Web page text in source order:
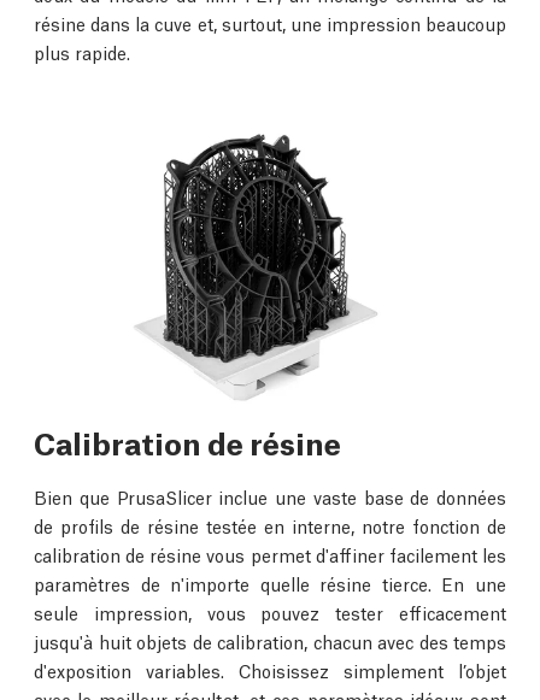
résine dans la cuve et, surtout, une impression beaucoup
plus rapide.
Calibration de résine
Bien que PrusaSlicer inclue une vaste base de données
de profils de résine testée en interne, notre fonction de
calibration de résine vous permet d'affiner facilement les
paramètres de n'importe quelle résine tierce. En une
seule impression, vous pouvez tester efficacement
jusqu'à huit objets de calibration, chacun avec des temps
d'exposition variables. Choisissez simplement l’objet